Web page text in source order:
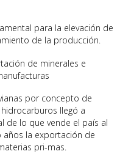
para la elevación de
de la producción.
de minerales e
por concepto de
llegó a
de lo que vende el país al
años la exportación de
pri-mas.